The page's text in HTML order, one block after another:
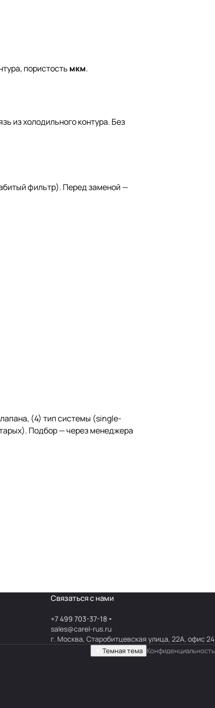
пористость мкм.
из холодильного контура. Без
фильтр). Перед заменой —
(4) тип системы (single-
Подбор — черезменеджера
Связаться с нами
+7 499 703-37-18
sales@carel-rus.ru
г. Москва, Старобитцевская улица, 22А, офис 24
Темная тема Конфиденциальность